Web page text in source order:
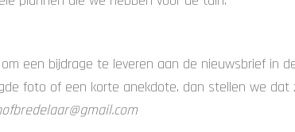
een bijdrage te leveren aan de nieuwsbrief in
foto of een korte anekdote, dan stellen we dat